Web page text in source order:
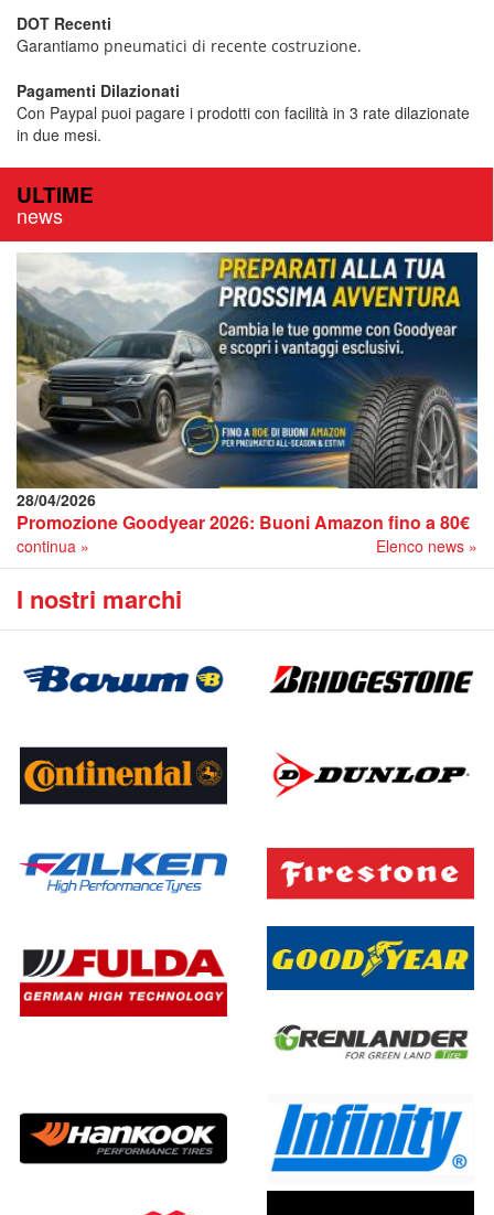
DOT Recenti
Garantiamo pneumatici di recente costruzione.
Pagamenti Dilazionati
Con Paypal puoi pagare i prodotti con facilità in 3 rate dilazionate
in due mesi.
ULTIME
news
28/04/2026
Promozione Goodyear 2026: Buoni Amazon fino a 80€
continua » Elenco news »
I nostri marchi